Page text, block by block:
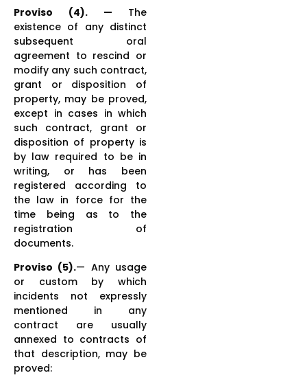
Proviso (4). — The
existence of any distinct
subsequent oral
agreement to rescind or
modify any such contract,
grant or disposition of
property, may be proved,
except in cases in which
such contract, grant or
disposition of property is
by law required to be in
writing, or has been
registered according to
the law in force for the
time being as to the
registration of
documents.
Proviso (5).— Any usage
or custom by which
incidents not expressly
mentioned in any
contract are usually
annexed to contracts of
that description, may be
proved: